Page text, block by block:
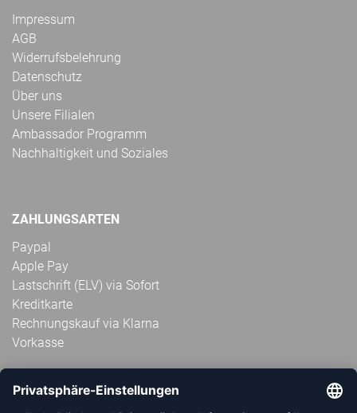
Impressum
AGB
Widerrufsbelehrung
Datenschutz
Über uns
Unsere Filialen
Ambassador Programm
Nachhaltigkeit und Soziales
ZAHLUNGSARTEN
Paypal
Apple Pay
Lastschrift (ELV) via Sofort
Kreditkarte
Rechnungskauf via Klarna
Vorkasse
ABONNIERE JETZT DEN KOSTENLOSEN